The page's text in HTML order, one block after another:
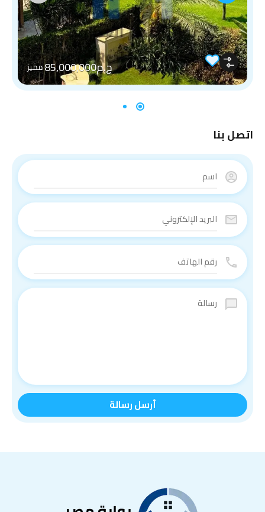
ج.م85,000,000 مميز
اتصل بنا